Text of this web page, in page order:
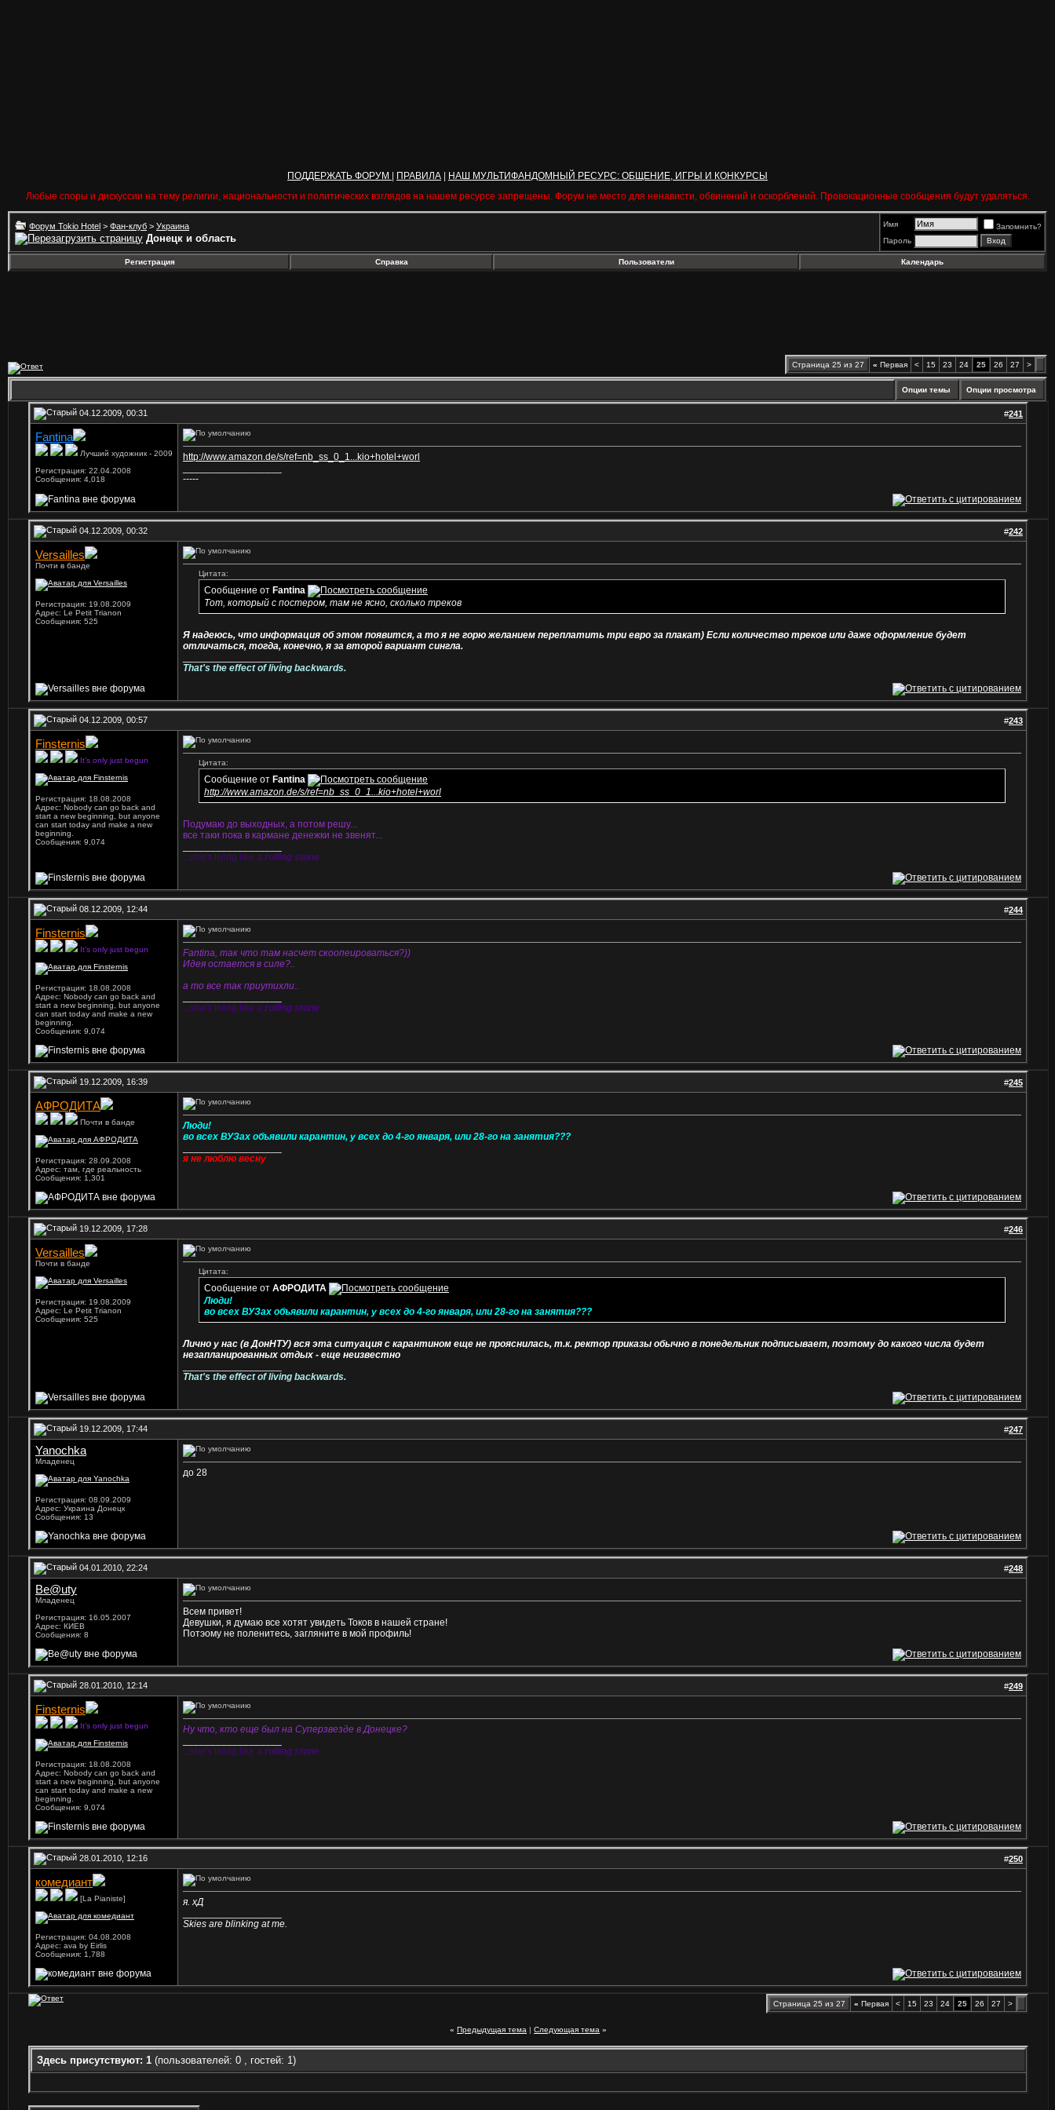
ПОДДЕРЖАТЬ ФОРУМ ПРАВИЛА
НАШ МУЛЬТИФАНДОМНЫЙ РЕСУРС: ОБЩЕНИЕ, ИГРЫ И КОНКУРСЫ
Любые споры и дискуссии на тему религии, национальности и политических взглядов на нашем ресурсе запрещены. Форум не место для ненависти, обвинений и оскорблений. Провокационные сообщения будут удаляться.
Форум Tokio Hotel > Фан-клуб > Украина
Донецк и область
Имя
Запомнить?
Пароль
Регистрация Справка Пользователи Календарь
Страница 25 из 27 « Первая < 15 23 24 25 26 27 >
Опции темы Опции просмотра
04.12.2009, 00:31 #241
Fantina
Лучший художник - 2009
Регистрация: 22.04.2008
Сообщения: 4,018
http://www.amazon.de/s/ref=nb_ss_0_1...kio+hotel+worl
-----
04.12.2009, 00:32 #242
Versailles
Почти в банде
Регистрация: 19.08.2009
Адрес: Le Petit Trianon
Сообщения: 525
Цитата:
Сообщение от Fantina
Тот, который с постером, там не ясно, сколько треков
Я надеюсь, что информация об этом появится, а то я не горю желанием переплатить три евро за плакат) Если количество треков или даже оформление будет
отличаться, тогда, конечно, я за второй вариант сингла.
That's the effect of living backwards.
04.12.2009, 00:57 #243
Finsternis
It’s only just begun
Регистрация: 18.08.2008
Адрес: Nobody can go back and
start a new beginning, but anyone
can start today and make a new
beginning.
Сообщения: 9,074
Цитата:
Сообщение от Fantina
http://www.amazon.de/s/ref=nb_ss_0_1...kio+hotel+worl
Подумаю до выходных, а потом решу...
все таки пока в кармане денежки не звенят...
...she's living like a rolling stone
08.12.2009, 12:44 #244
Finsternis
It’s only just begun
Регистрация: 18.08.2008
Адрес: Nobody can go back and
start a new beginning, but anyone
can start today and make a new
beginning.
Сообщения: 9,074
Fantina, так что там насчет скоопеироваться?))
Идея остается в силе?..
а то все так приутихли..
...she's living like a rolling stone
19.12.2009, 16:39 #245
АФРОДИТА
Почти в банде
Регистрация: 28.09.2008
Адрес: там, где реальность
Сообщения: 1,301
Люди!
во всех ВУЗах объявили карантин, у всех до 4-го января, или 28-го на занятия???
я не люблю весну
19.12.2009, 17:28 #246
Versailles
Почти в банде
Регистрация: 19.08.2009
Адрес: Le Petit Trianon
Сообщения: 525
Цитата:
Сообщение от АФРОДИТА
Люди!
во всех ВУЗах объявили карантин, у всех до 4-го января, или 28-го на занятия???
Лично у нас (в ДонНТУ) вся эта ситуация с карантином еще не прояснилась, т.к. ректор приказы обычно в понедельник подписывает, поэтому до какого числа будет
незапланированных отдых - еще неизвестно
That's the effect of living backwards.
19.12.2009, 17:44 #247
Yanochka
Младенец
Регистрация: 08.09.2009
Адрес: Украина Донецк
Сообщения: 13
до 28
04.01.2010, 22:24 #248
Be@uty
Младенец
Регистрация: 16.05.2007
Адрес: КИЕВ
Сообщения: 8
Всем привет!
Девушки, я думаю все хотят увидеть Токов в нашей стране!
Потэому не поленитесь, загляните в мой профиль!
28.01.2010, 12:14 #249
Finsternis
It’s only just begun
Регистрация: 18.08.2008
Адрес: Nobody can go back and
start a new beginning, but anyone
can start today and make a new
beginning.
Сообщения: 9,074
Ну что, кто еще был на Суперзвезде в Донецке?
...she's living like a rolling stone
28.01.2010, 12:16 #250
комедиант
[La Pianiste]
Регистрация: 04.08.2008
Адрес: ava by Eirlis
Сообщения: 1,788
я. хД
Skies are blinking at me.
Страница 25 из 27 « Первая < 15 23 24 25 26 27 >
« Предыдущая тема | Следующая тема »
Здесь присутствуют: 1 (пользователей: 0 , гостей: 1)